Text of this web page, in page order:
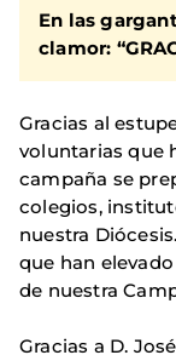
En las
clamor:
Gracias al
voluntarias que
campaña se
colegios,
nuestra
que han
de nuestra
Gracias a D.